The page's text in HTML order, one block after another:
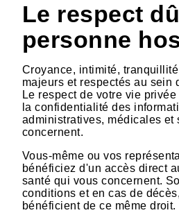
Le respect
personne
Croyance, intimité,
majeurs et respectés au sein
Le respect de votre vie
la confidentialité des
administratives, médicales et
concernent.
Vous-même ou vos
bénéficiez d'un accès direct
santé qui vous concernent.
conditions et en cas de
bénéficient de ce même droit.